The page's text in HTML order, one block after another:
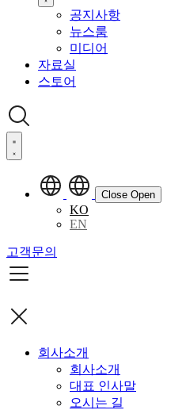
공지사항
뉴스룸
미디어
자료실
스토어
Close Open
KO
EN
고객문의
회사소개
회사소개
대표 인사말
오시는 길